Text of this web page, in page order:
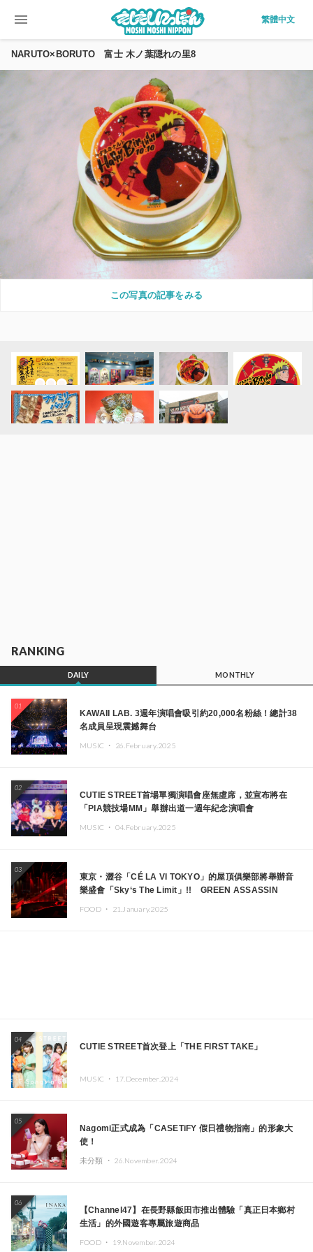
menu 繁體中文
NARUTO×BORUTO 富士 木ノ葉隠れの里8
この写真の記事をみる
RANKING
DAILY MONTHLY
01
KAWAII LAB. 3週年演唱會吸引約20,000名粉絲！總計38
名成員呈現震撼舞台
MUSIC ・ 26.February.2025
02
CUTIE STREET首場單獨演唱會座無虛席，並宣布將在
「PIA競技場MM」舉辦出道一週年紀念演唱會
MUSIC ・ 04.February.2025
03
東京・澀谷「CÉ LA VI TOKYO」的屋頂俱樂部將舉辦音
樂盛會「Sky‘s The Limit」!! GREEN ASSASSIN
本頂尖DJ及創作者齊聚一堂
FOOD ・ 21.January.2025
04
CUTIE STREET首次登上「THE FIRST TAKE」
MUSIC ・ 17.December.2024
05
Nagomi正式成為「CASETiFY 假日禮物指南」的形象大
使！
未分類 ・ 26.November.2024
06
【Channel47】在長野縣飯田市推出體驗「真正日本鄉村
生活」的外國遊客專屬旅遊商品
FOOD ・ 19.November.2024